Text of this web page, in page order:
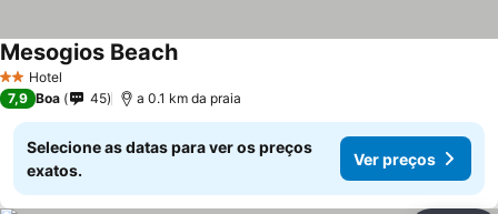
2 Estrelas
Hotel
Mesogios Beach
7,9 Boa 45 a 0.1 km da praia
Selecione as datas para ver os preços
exatos.
Ver preços